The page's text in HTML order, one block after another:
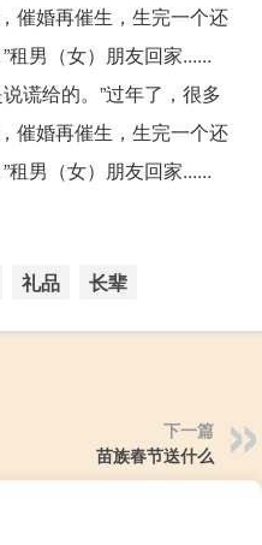
催婚再催生，生完一个还
租男（女）朋友回家......
谎给的。”过年了，很多
催婚再催生，生完一个还
租男（女）朋友回家......
礼品 长辈
下一篇
苗族春节送什么